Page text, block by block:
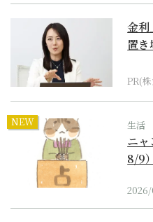
金利
置
PR(
NEW 生活
ニ
8/9